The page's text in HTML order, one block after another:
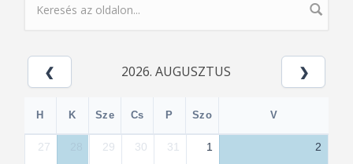
KERESÉS ŰRLAP
2026. AUGUSZTUS
H K Sze Cs P Szo V
27 29 30 31 1 2